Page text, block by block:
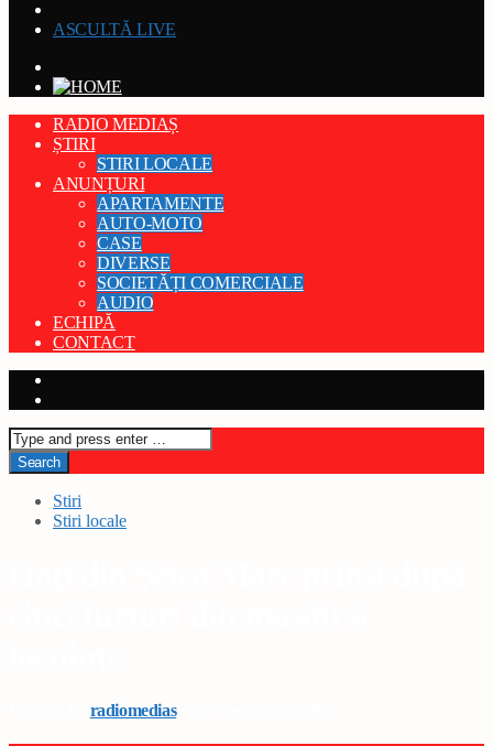
ASCULTĂ LIVE
RADIO MEDIAȘ
ȘTIRI
STIRI LOCALE
ANUNȚURI
APARTAMENTE
AUTO-MOTO
CASE
DIVERSE
SOCIETĂȚI COMERCIALE
AUDIO
ECHIPĂ
CONTACT
Stiri
Stiri locale
radiomediason 27 septembrie 2022